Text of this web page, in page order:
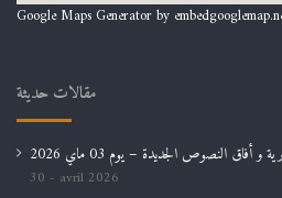
Google Maps Generator by
مقالات حديثة
أفاق النصوص الجديدة – يوم 03 ماي 2026
30 avril 2026